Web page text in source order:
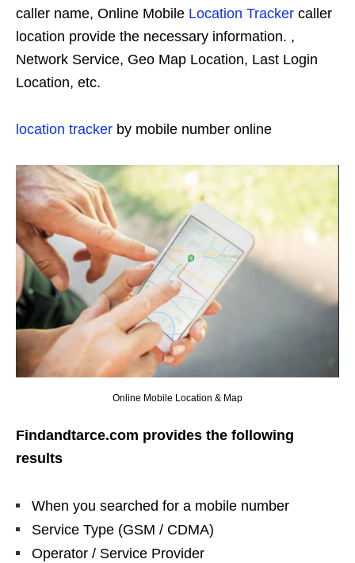
caller name, Online Mobile Location Tracker caller
location provide the necessary information. ,
Network Service, Geo Map Location, Last Login
Location, etc.
location tracker by mobile number online
Online Mobile Location & Map
Findandtarce.com provides the following
results
When you searched for a mobile number
Service Type (GSM / CDMA)
Operator / Service Provider